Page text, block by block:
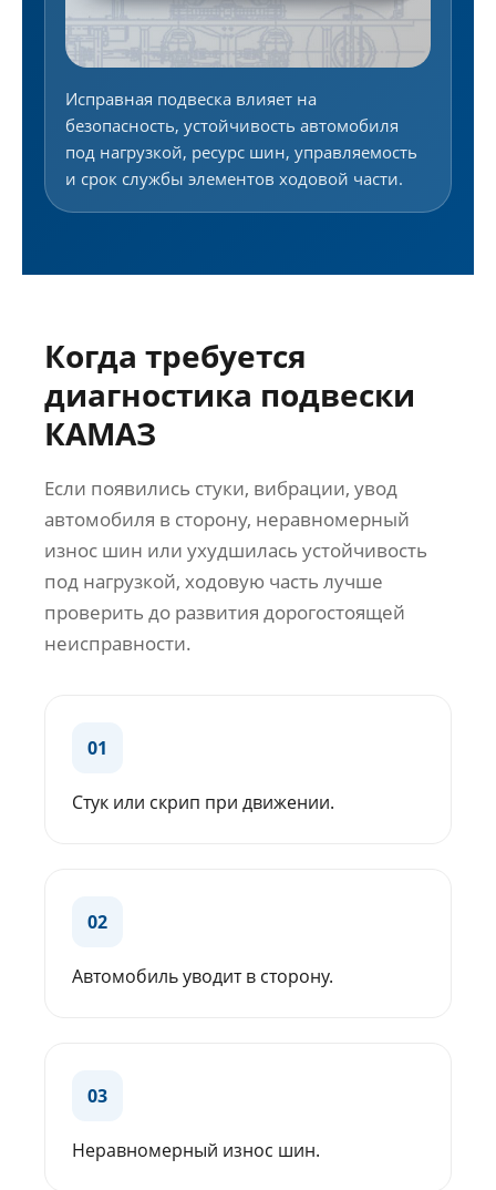
Исправная подвеска влияет на
безопасность, устойчивость автомобиля
под нагрузкой, ресурс шин, управляемость
и срок службы элементов ходовой части.
Когда требуется
диагностика подвески
КАМАЗ
Если появились стуки, вибрации, увод
автомобиля в сторону, неравномерный
износ шин или ухудшилась устойчивость
под нагрузкой, ходовую часть лучше
проверить до развития дорогостоящей
неисправности.
01
Стук или скрип при движении.
02
Автомобиль уводит в сторону.
03
Неравномерный износ шин.